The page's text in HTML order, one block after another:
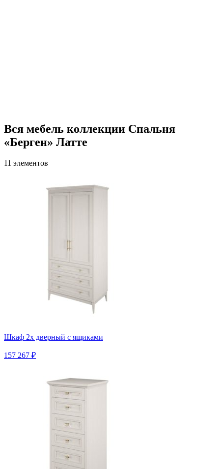
Вся мебель коллекции Спальня
«Берген» Латте
11 элементов
Шкаф 2х дверный с ящиками
157 267 ₽